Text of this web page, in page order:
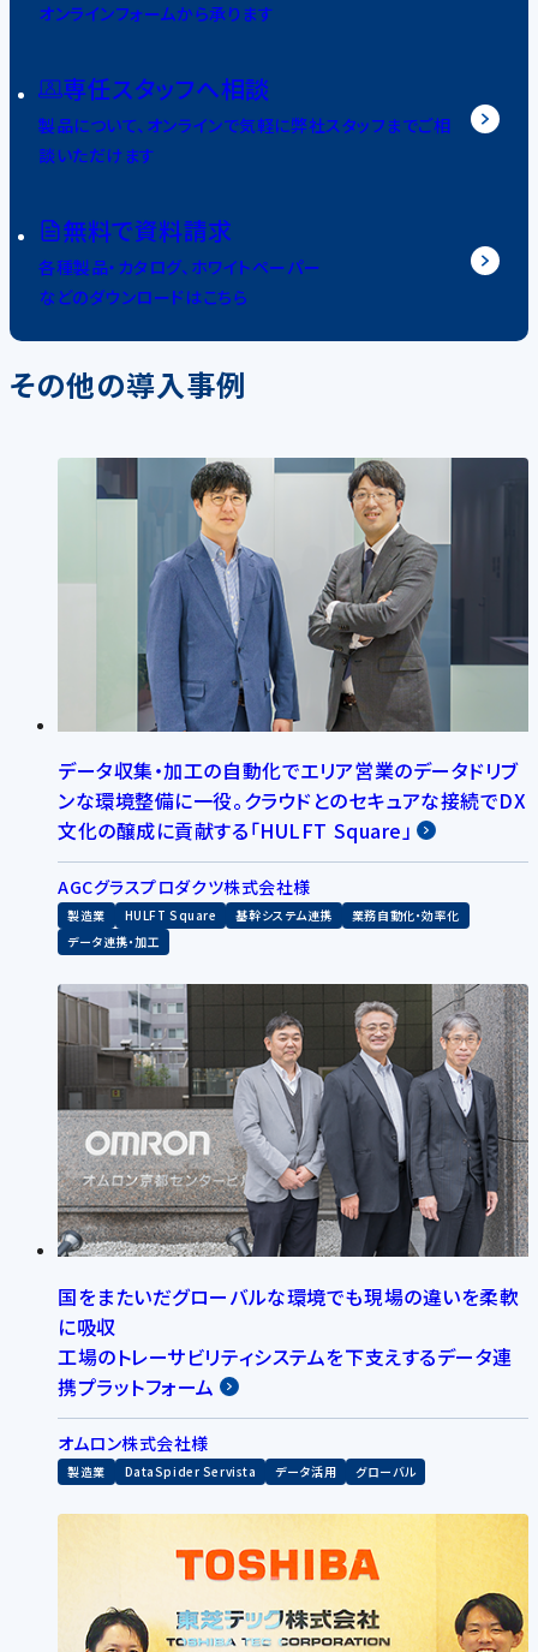
オンラインフォームから承ります
専任スタッフへ相談
製品について、オンラインで気軽に弊社スタッフまでご相
談いただけます
無料で資料請求
各種製品・カタログ、ホワイトペーパー
などのダウンロードはこちら
その他の導入事例
データ収集・加工の自動化でエリア営業のデータドリブ
ンな環境整備に一役。クラウドとのセキュアな接続でDX
文化の醸成に貢献する「HULFT Square」
AGCグラスプロダクツ株式会社様
製造業 HULFT Square 基幹システム連携
業務自動化・効率化
データ連携・加工
国をまたいだグローバルな環境でも現場の違いを柔軟
に吸収
工場のトレーサビリティシステムを下支えするデータ連
携プラットフォーム
オムロン株式会社様
製造業 DataSpider Servista データ活用 グローバル